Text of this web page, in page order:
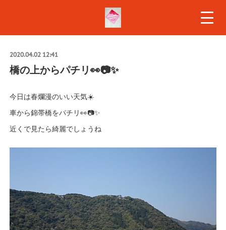
2020.04.02 12:41
橋の上からパチリ👀📷✨
今日は春爛漫のいい天気☀️
車から錦帯橋をパチリ👀📷✨
近くで見たら綺麗でしょうね